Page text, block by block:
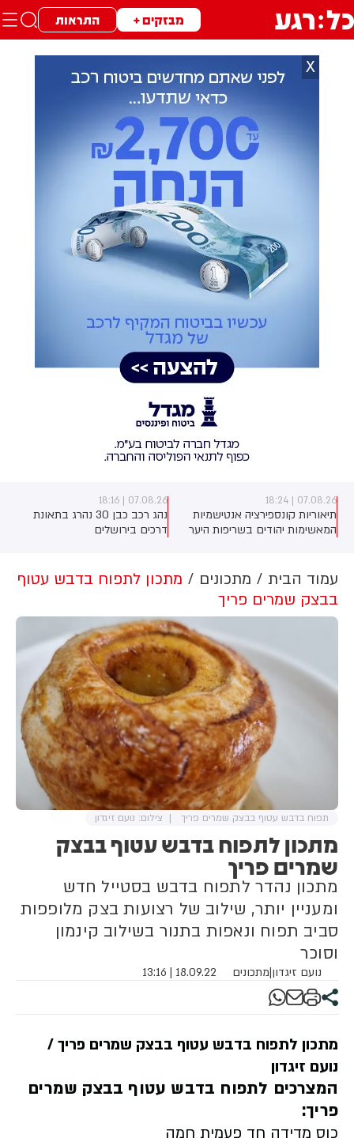
מבזקים + התראות
X
07.08.26 | 18:24
תיאוריות קונספירציה אנטישמיות
המאשימות יהודים בשריפות היער
מניתוח חדש של CyberWell, ארגון
המנטר אנטישמיות ברשת. הדו"ח
בצרפתית, אנגלית וספרדית, בטענה
שיהודים הם שהציתו במכוון את
השריפות בצרפת, ספרד ונורבגיה
בטרה להרוויח פוליטית או כלכלית
מהמצב.
07.08.26 | 18:16
נהג רכב כבן 30 נהרג בתאונת
דרכים בירושלים
עמוד הבית מתכונים
מתכון לתפוח בדבש עטוף
בבצק שמרים פריך
מתכון לתפוח בדבש עטוף בבצק
שמרים פריך
מתכון נהדר לתפוח בדבש בסטייל חדש
ומעניין יותר, שילוב של רצועות בצק מלופפות
סביב תפוח ונאפות בתנור בשילוב קינמון
וסוכר
נועם זיגדון|מתכונים 18.09.22 | 13:16
תפוח בדבש עטוף בבצק שמרים פריך צילום: נועם זיגדון
מתכון לתפוח בדבש עטוף בבצק שמרים פריך/
נועם זיגדון
המצרכים לתפוח בדבש עטוף בבצק שמרים
פריך:
כוס מדידה חד פעמית חמה